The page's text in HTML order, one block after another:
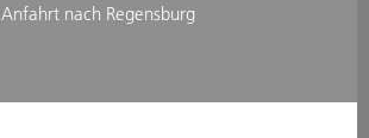
Anfahrt nach Regensburg